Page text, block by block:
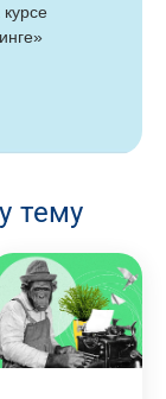
курсе
тему